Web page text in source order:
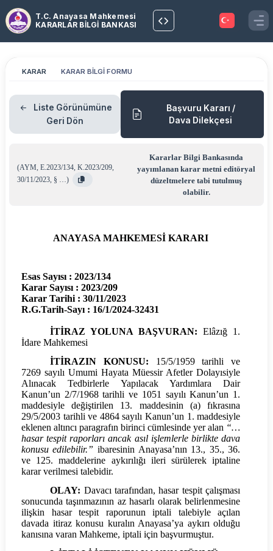
T.C. Anayasa Mahkemesi
KARARLAR BİLGİ BANKASI
KARAR KARAR BİLGİ FORMU
Liste Görünümüne
Geri Dön
Başvuru Kararı /
Dava Dilekçesi
(AYM, E.2023/134, K.2023/209,
30/11/2023, § …)
Kararlar Bilgi Bankasında
yayımlanan karar metni editöryal
düzeltmelere tabi tutulmuş
olabilir.